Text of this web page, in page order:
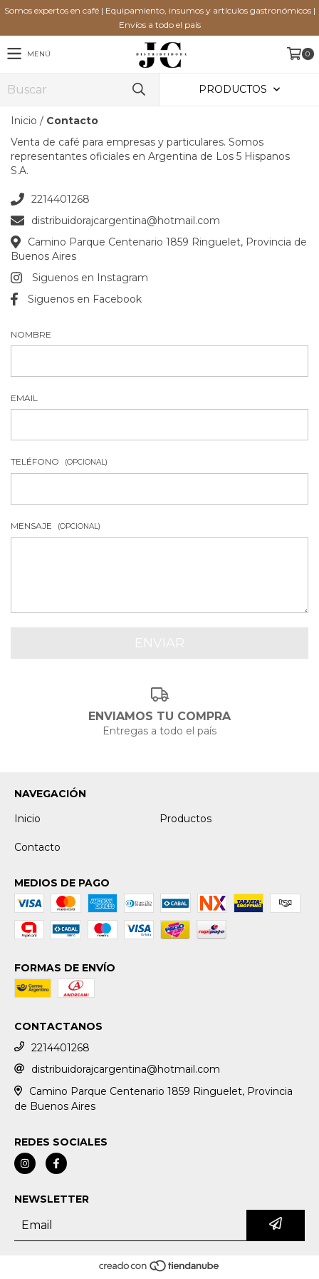
Somos expertos en café | Equipamiento, insumos y artículos gastronómicos |
Envíos a todo el país
MENÚ 0
PRODUCTOS
Inicio / Contacto
Venta de café para empresas y particulares. Somos
representantes oficiales en Argentina de Los 5 Hispanos
S.A.
2214401268
distribuidorajcargentina@hotmail.com
Camino Parque Centenario 1859 Ringuelet, Provincia de
Buenos Aires
Siguenos en Instagram
Siguenos en Facebook
NOMBRE
EMAIL
TELÉFONO (OPCIONAL)
MENSAJE (OPCIONAL)
ENVIAMOS TU COMPRA
Entregas a todo el país
NAVEGACIÓN
Inicio
Productos
Contacto
MEDIOS DE PAGO
FORMAS DE ENVÍO
CONTACTANOS
2214401268
distribuidorajcargentina@hotmail.com
Camino Parque Centenario 1859 Ringuelet, Provincia
de Buenos Aires
REDES SOCIALES
NEWSLETTER